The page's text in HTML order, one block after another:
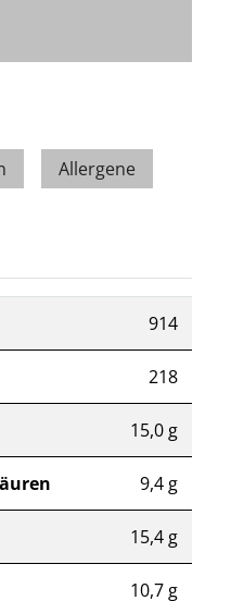
Allergene
914
218
15,0 g
9,4 g
15,4 g
10,7 g